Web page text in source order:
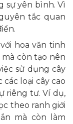
sự yên bình. Vì
tắc quan
hoa văn tinh
còn tạo nên
sử dụng cây
loại cây cao
riêng tư. Ví dụ,
theo ranh giới
mà còn làm